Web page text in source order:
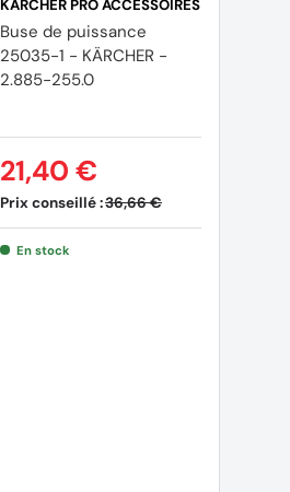
KÄRCHER PRO ACCESSOIRES
Buse de puissance
25035-1 - KÄRCHER -
2.885-255.0
Prix conseillé :36,66 €
21,40 €
En stock